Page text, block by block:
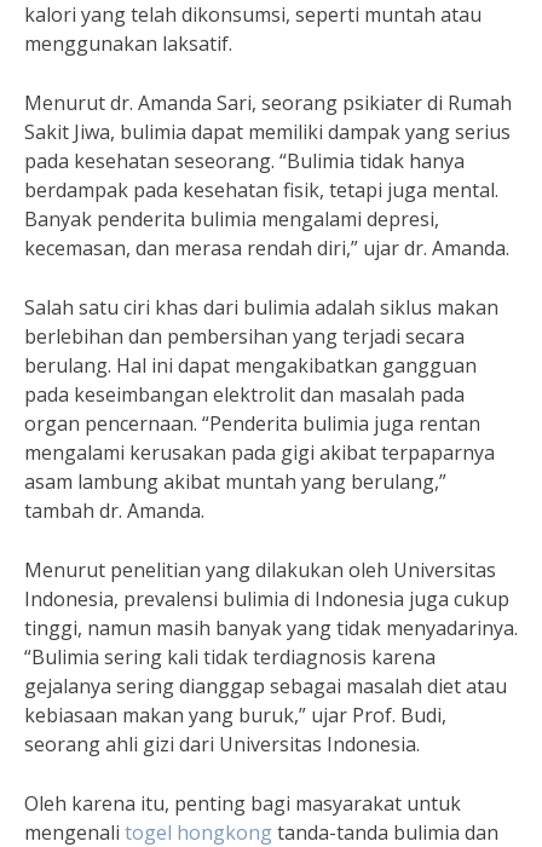
kalori yang telah dikonsumsi, seperti muntah atau
menggunakan laksatif.
Menurut dr. Amanda Sari, seorang psikiater di Rumah
Sakit Jiwa, bulimia dapat memiliki dampak yang serius
pada kesehatan seseorang. “Bulimia tidak hanya
berdampak pada kesehatan fisik, tetapi juga mental.
Banyak penderita bulimia mengalami depresi,
kecemasan, dan merasa rendah diri,” ujar dr. Amanda.
Salah satu ciri khas dari bulimia adalah siklus makan
berlebihan dan pembersihan yang terjadi secara
berulang. Hal ini dapat mengakibatkan gangguan
pada keseimbangan elektrolit dan masalah pada
organ pencernaan. “Penderita bulimia juga rentan
mengalami kerusakan pada gigi akibat terpaparnya
asam lambung akibat muntah yang berulang,”
tambah dr. Amanda.
Menurut penelitian yang dilakukan oleh Universitas
Indonesia, prevalensi bulimia di Indonesia juga cukup
tinggi, namun masih banyak yang tidak menyadarinya.
“Bulimia sering kali tidak terdiagnosis karena
gejalanya sering dianggap sebagai masalah diet atau
kebiasaan makan yang buruk,” ujar Prof. Budi,
seorang ahli gizi dari Universitas Indonesia.
Oleh karena itu, penting bagi masyarakat untuk
mengenali togel hongkongtanda-tanda bulimia dan